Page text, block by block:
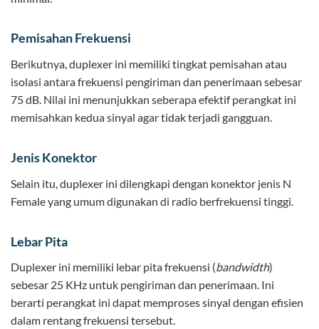
Pemisahan Frekuensi
Berikutnya, duplexer ini memiliki tingkat pemisahan atau
isolasi antara frekuensi pengiriman dan penerimaan sebesar
75 dB. Nilai ini menunjukkan seberapa efektif perangkat ini
memisahkan kedua sinyal agar tidak terjadi gangguan.
Jenis Konektor
Selain itu, duplexer ini dilengkapi dengan konektor jenis N
Female yang umum digunakan di radio berfrekuensi tinggi.
Lebar Pita
Duplexer ini memiliki lebar pita frekuensi (bandwidth)
sebesar 25 KHz untuk pengiriman dan penerimaan. Ini
berarti perangkat ini dapat memproses sinyal dengan efisien
dalam rentang frekuensi tersebut.